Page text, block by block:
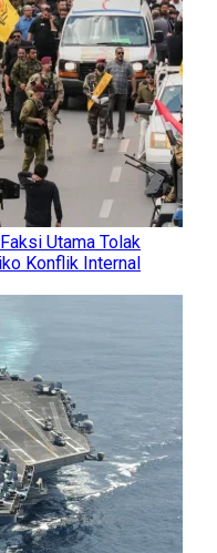
Utama Tolak
Konflik Internal